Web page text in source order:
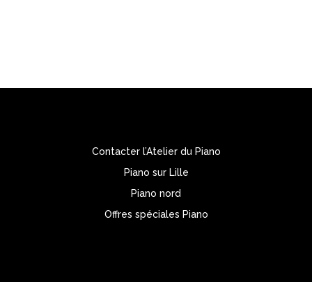
Contacter l’Atelier du Piano
Piano sur Lille
Piano nord
Offres spéciales Piano